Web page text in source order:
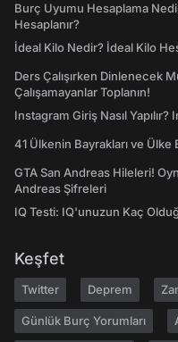
Burç Uyumu Hesaplama
Hesaplanır?
İdeal Kilo Nedir? İdeal Kilo
Ders Çalışırken Dinlenecek
Çalışamayanlar Toplanın!
Instagram Giriş Nasıl
41 Ülkenin Bayrakları ve Ülke
GTA San Andreas Hileleri!
Andreas Şifreleri
IQ Testi: IQ'unuzun Kaç
Keşfet
Twitter Deprem
Günlük Burç Yorumları